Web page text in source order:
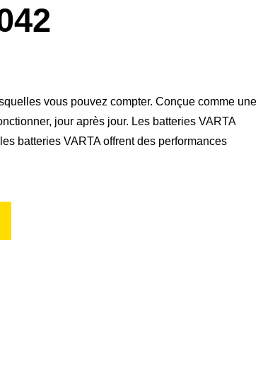
vous pouvez compter. Conçue comme une
jour après jour. Les batteries VARTA
batteries VARTA offrent des performances